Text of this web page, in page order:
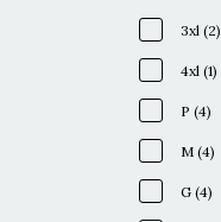
3xl (2)
4xl (1)
P (4)
M (4)
G (4)